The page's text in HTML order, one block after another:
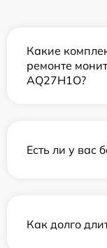
Какие
ремонте
AQ27H1O?
Есть ли у вас
Как долго